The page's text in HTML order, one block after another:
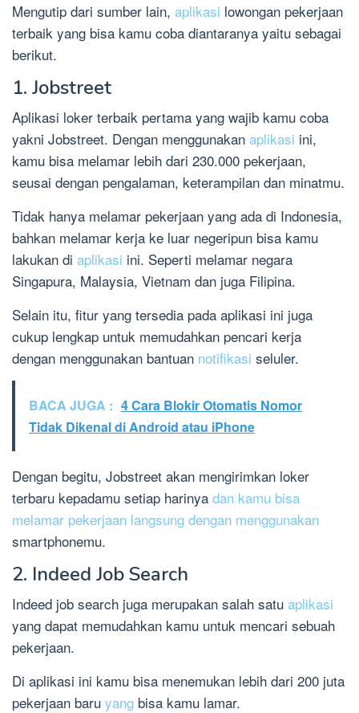
Mengutip dari sumber lain, aplikasi lowongan pekerjaan
terbaik yang bisa kamu coba diantaranya yaitu sebagai
berikut.
1. Jobstreet
Aplikasi loker terbaik pertama yang wajib kamu coba
yakni Jobstreet. Dengan menggunakan aplikasi ini,
kamu bisa melamar lebih dari 230.000 pekerjaan,
seusai dengan pengalaman, keterampilan dan minatmu.
Tidak hanya melamar pekerjaan yang ada di Indonesia,
bahkan melamar kerja ke luar negeripun bisa kamu
lakukan di aplikasi ini. Seperti melamar negara
Singapura, Malaysia, Vietnam dan juga Filipina.
Selain itu, fitur yang tersedia pada aplikasi ini juga
cukup lengkap untuk memudahkan pencari kerja
dengan menggunakan bantuan notifikasi seluler.
BACA JUGA : 4 Cara Blokir Otomatis Nomor
Tidak Dikenal di Android atau iPhone
Dengan begitu, Jobstreet akan mengirimkan loker
terbaru kepadamu setiap harinya dan kamu bisa
melamar pekerjaan langsung dengan menggunakan
smartphonemu.
2. Indeed Job Search
Indeed job search juga merupakan salah satu aplikasi
yang dapat memudahkan kamu untuk mencari sebuah
pekerjaan.
Di aplikasi ini kamu bisa menemukan lebih dari 200 juta
pekerjaan baru yang bisa kamu lamar.